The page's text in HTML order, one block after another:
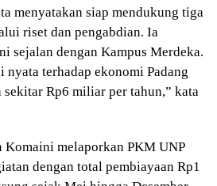
menyatakan siap mendukung tiga
riset dan pengabdian. Ia
sejalan dengan Kampus Merdeka.
terhadap ekonomi Padang
sekitar Rp6 miliar per tahun,” kata
Komaini melaporkan PKM UNP
dengan total pembiayaan Rp1